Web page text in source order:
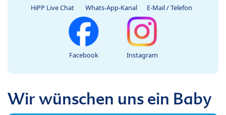
HiPP Live Chat Whats-App-Kanal E-Mail / Telefon
Facebook Instagram
Wir wünschen uns ein Baby